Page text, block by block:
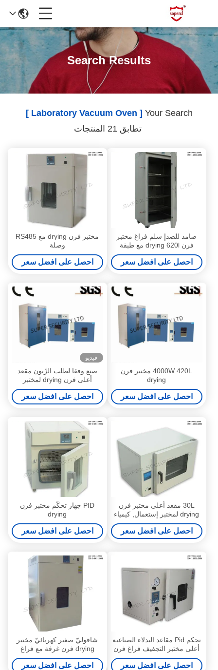
Search Results
Your Search
[ Laboratory Vacuum Oven ]
تطابق 21 المنتجات
صامد للصدإ سلم فراغ مختبر
فرن drying 620l مع طبقة
مزدوج باب زجاجيّ 4500W
احصل على افضل سعر
مختبر فرن drying مع RS485
وصلة
احصل على افضل سعر
4000W 420L مختبر فرن
drying
احصل على افضل سعر
فيديو
صنع وفقا لطلب الزّبون مقعد
أعلى فرن drying لمختبر
إستعمال, تحميص, كيمياء حيويّة,
إستعمال صناعيّ
احصل على افضل سعر
30L مقعد أعلى مختبر فرن
drying لمختبر إستعمال, كيمياء
حيويّة, إستعمال صناعيّ
احصل على افضل سعر
PID جهاز تحكّم مختبر فرن
drying
احصل على افضل سعر
تحكم Pid مقاعد البدلاء الصناعية
أعلى مختبر التجفيف فراغ فرن
لحماية البيئة
احصل على افضل سعر
شاقوليّ صغير كهربائيّ مختبر
drying فرن غرفة مع فراغ
مضخة 220L
احصل على افضل سعر